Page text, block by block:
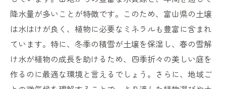
土壌の水はけを良くするための工夫
富山県特有の気候に適した植物の選び方
富山県の土を活かした植物の栽培方法
ガーデニング計画を立てるための土壌分析
初心者でもできる富山県の土を活かした家庭菜
降水量が多いことが特徴です。このため、富山県の土壌
は水はけが良く、植物に必要なミネラルも豊富に含まれ
ています。特に、冬季の積雪が土壌を保湿し、春の雪解
け水が植物の成長を助けるため、四季折々の美しい庭を
作るのに最適な環境と言えるでしょう。さらに、地域ご